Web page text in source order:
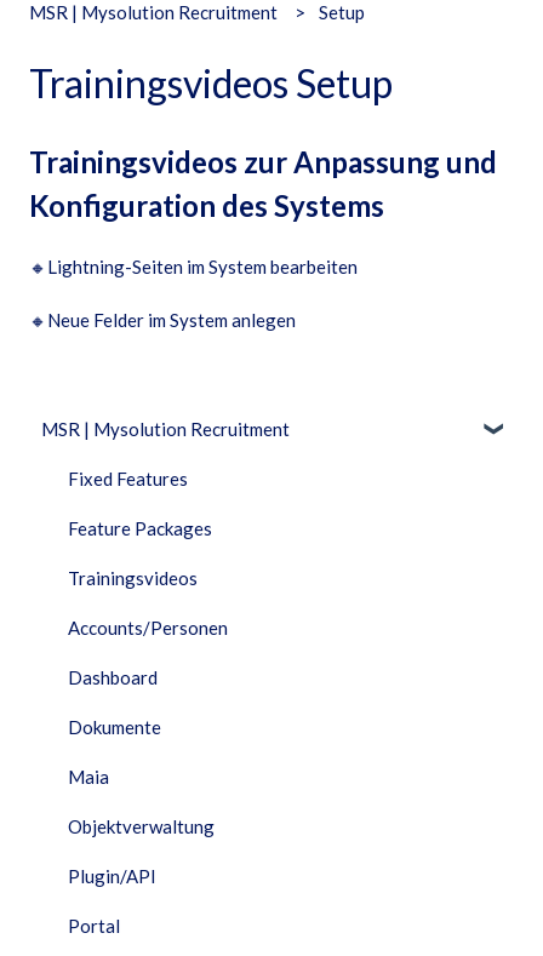
MSR | Mysolution Recruitment Setup
Trainingsvideos Setup
Trainingsvideos zur Anpassung und
Konfiguration des Systems
🔸 Lightning-Seiten im System bearbeiten
🔸 Neue Felder im System anlegen
MSR | Mysolution Recruitment
Fixed Features
Feature Packages
Trainingsvideos
Accounts/Personen
Dashboard
Dokumente
Maia
Objektverwaltung
Plugin/API
Portal